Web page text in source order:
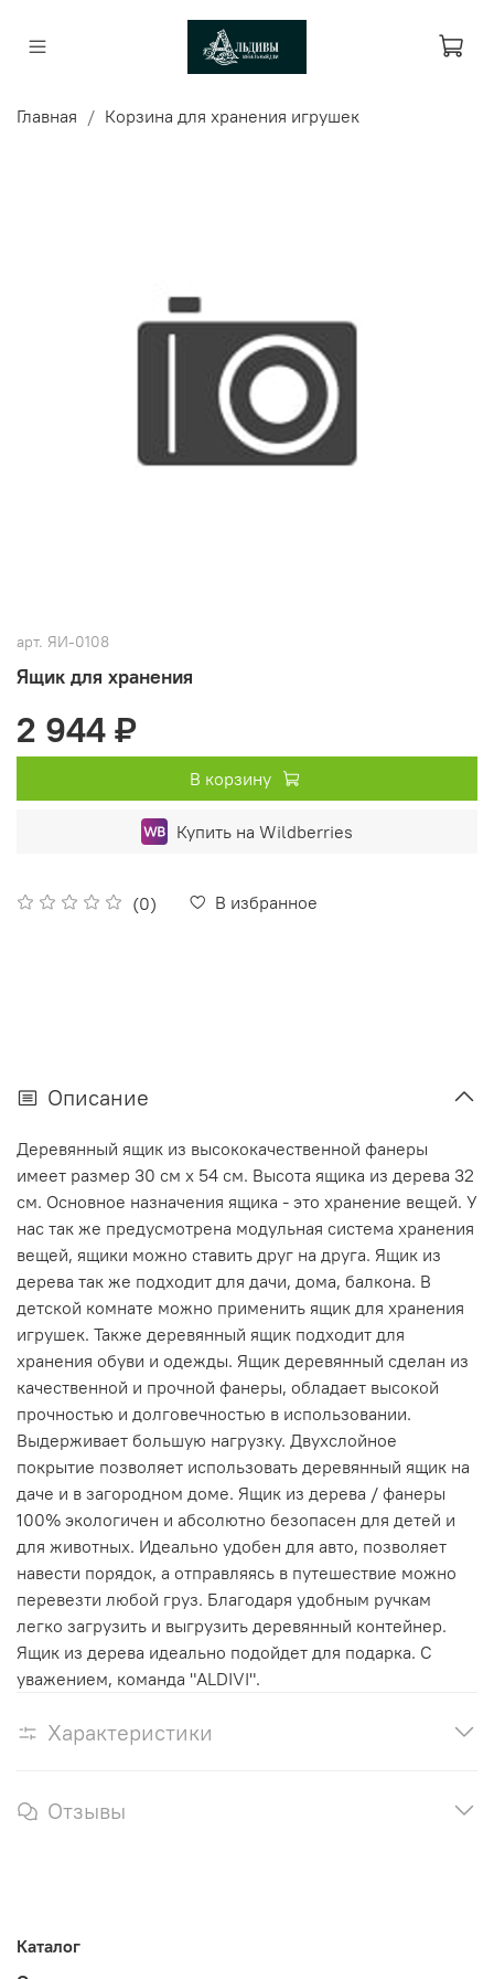
Главная Корзина для хранения игрушек
арт. ЯИ-0108
Ящик для хранения
(0) В избранное
2 944 ₽
В корзину
Купить на Wildberries
Описание
Деревянный ящик из высококачественной фанеры
имеет размер 30 см х 54 см. Высота ящика из дерева 32
см. Основное назначения ящика - это хранение вещей. У
нас так же предусмотрена модульная система хранения
вещей, ящики можно ставить друг на друга. Ящик из
дерева так же подходит для дачи, дома, балкона. В
детской комнате можно применить ящик для хранения
игрушек. Также деревянный ящик подходит для
хранения обуви и одежды. Ящик деревянный сделан из
качественной и прочной фанеры, обладает высокой
прочностью и долговечностью в использовании.
Выдерживает большую нагрузку. Двухслойное
покрытие позволяет использовать деревянный ящик на
даче и в загородном доме. Ящик из дерева / фанеры
100% экологичен и абсолютно безопасен для детей и
для животных. Идеально удобен для авто, позволяет
навести порядок, а отправляясь в путешествие можно
перевезти любой груз. Благодаря удобным ручкам
легко загрузить и выгрузить деревянный контейнер.
Ящик из дерева идеально подойдет для подарка. С
уважением, команда "ALDIVI".
Характеристики
Отзывы
Каталог